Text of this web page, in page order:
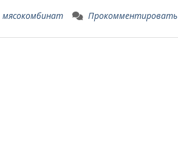
мясокомбинат Прокомментировать